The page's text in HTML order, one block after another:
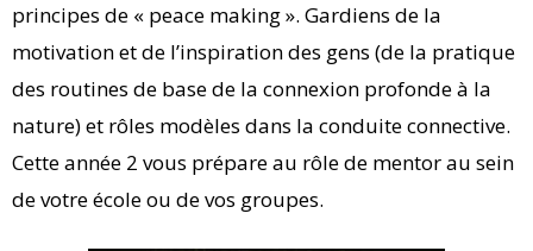
principes de « peace making ». Gardiens de la
motivation et de l’inspiration des gens (de la pratique
des routines de base de la connexion profonde à la
nature) et rôles modèles dans la conduite connective.
Cette année 2 vous prépare au rôle de mentor au sein
de votre école ou de vos groupes.